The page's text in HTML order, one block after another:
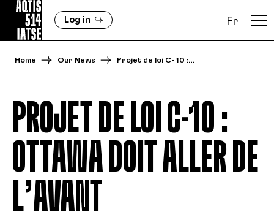
Log in Fr
Home Our News Projet de loi C-10 :…
PROJET DE LOI C-10 :
OTTAWA DOIT ALLER DE
L’AVANT